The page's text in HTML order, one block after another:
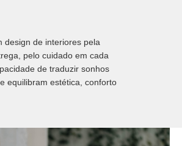
design de interiores pela
pelo cuidado em cada
de traduzir sonhos
equilibram estética, conforto